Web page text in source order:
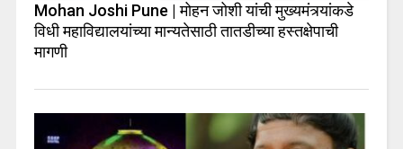
Mohan Joshi Pune | मोहन जोशी यांची मुख्यमंत्र्यांकडे
विधी महाविद्यालयांच्या मान्यतेसाठी तातडीच्या हस्तक्षेपाची
मागणी